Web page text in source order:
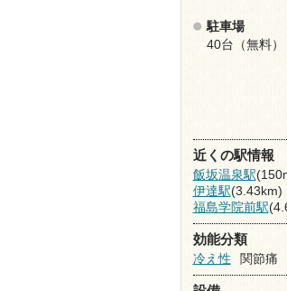
駐車場
40台（無料）
近くの駅情報
飯坂温泉駅
伊達駅(3.43km)
福島学院前駅
効能分類
冷え性
関節痛